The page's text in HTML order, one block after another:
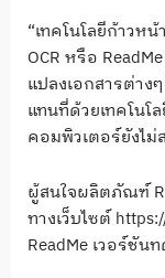
“เทคโนโลยีก้าวห
OCR หรือ
แปลงเอกสารต่าง
แทนที่ด้วยเทคโน
คอมพิวเตอร์ยังไ
ผู้สนใจผลิตภัณฑ์
ทางเว็บไซต์
ReadMe เวอร์ชัน